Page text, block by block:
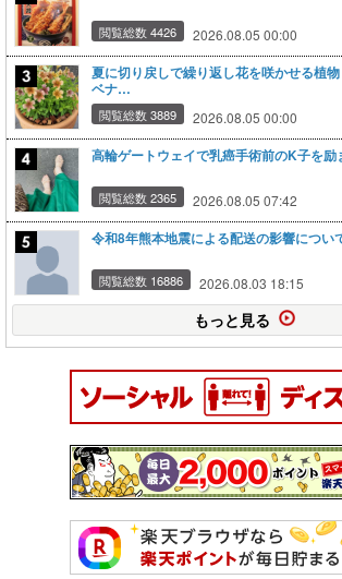
閲覧総数 4426 2026.08.05 00:00
夏に切り戻しで繰り返し花を咲かせる植
ベナ…
閲覧総数 3889 2026.08.05 00:00
高輪ゲートウェイで乳癌手術前のK子を励
閲覧総数 2365 2026.08.05 07:42
令和8年熊本地震による配送の影響につい
閲覧総数 16886 2026.08.03 18:15
もっと見る